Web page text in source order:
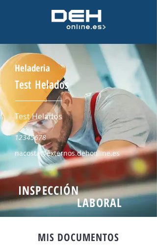
Heladeria
Test Helados
Test Helados
12345678
nacosta@externos.dehonline.es
INSPECCIÓN
LABORAL
MIS DOCUMENTOS